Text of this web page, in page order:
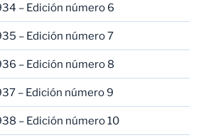
– Edición número 6
– Edición número 7
– Edición número 8
– Edición número 9
– Edición número 10